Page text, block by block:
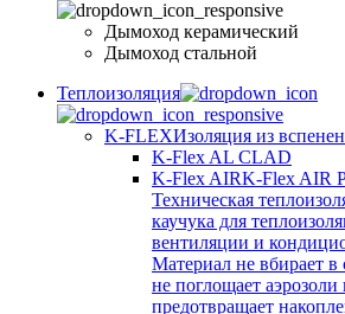
Дымоход керамический
Дымоход стальной
Теплоизоляция
K-FLEXИзоляция из
K-Flex AL CLAD
K-Flex AIRK-Flex AIR
Техническая
каучука для
вентиляции и
Материал не вбирает в
не поглощает
предотвращает